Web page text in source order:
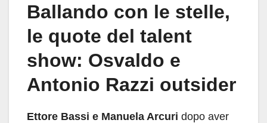
Ballando con le stelle,
le quote del talent
show: Osvaldo e
Antonio Razzi outsider
Ettore Bassi e Manuela Arcuri dopo aver